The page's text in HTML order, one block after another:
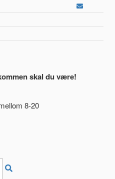
skal du være!
8-20